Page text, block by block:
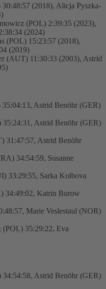
(2018), Alicja Pyszka-
(POL) 2:39:35 (2023),
(2024)
(POL) 15:23:57 (2018),
(2019)
(AUT) 11:30:33 (2003), Astrid
Astrid Benöhr (GER)
Astrid Benöhr (GER)
31:47:57, Astrid Benöhr
34:54:59, Susanne
33:29:55, Sarka Kolbova
34:49:02, Katrin Burow
Marie Veslestaul (NOR)
(POL) 35:29:22, Eva
Astrid Benöhr (GER)